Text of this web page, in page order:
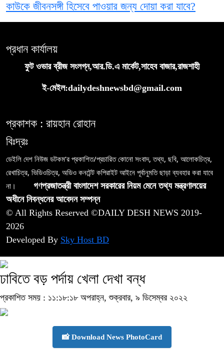
কাউকে জীবনসঙ্গী হিসেবে পাওয়ার জন্য দোয়া করা যাবে?
প্রধান কার্যালয়
ফুট ওভার ব্রীজ সংলগ্ন,আর.ডি.এ মার্কেট,সাহেব বাজার,রাজশাহী
ই-মেইল:dailydeshnewsbd@gmail.com
প্রকাশক : রায়হান রোহান
বিঃদ্রঃ
ডেইলি দেশ নিউজ ডটকম’র প্রকাশিত/প্রচারিত কোনো সংবাদ, তথ্য, ছবি, আলোকচিত্র,
রেখাচিত্র, ভিডিওচিত্র, অডিও কনটেন্ট কপিরাইট আইনে পূর্বানুমতি ছাড়া ব্যবহার করা যাবে
না।
গণপ্রজাতন্ত্রী বাংলাদেশ সরকারের নিয়ম মেনে তথ্য মন্ত্রণালয়ের
অধীনে নিবন্ধনের আবেদন সম্পন্ন
© All Rights Reserved ©DAILY DESH NEWS 2019-
2026
Developed By Sky Host BD
ঢাবিতে বড় পর্দায় খেলা দেখা বন্ধ
প্রকাশিত সময় : ১১:১৮:১৮ অপরাহ্ন, শুক্রবার, ৯ ডিসেম্বর ২০২২
📸 Download News PhotoCard